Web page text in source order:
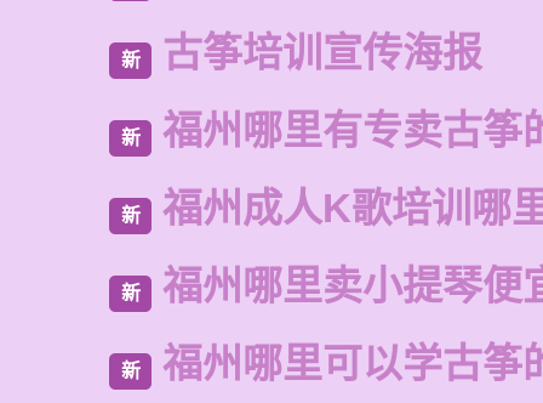
新 古筝培训宣传海报
新 福州哪里有专卖古筝
新 福州成人K歌培训哪
新 福州哪里卖小提琴便
新 福州哪里可以学古筝